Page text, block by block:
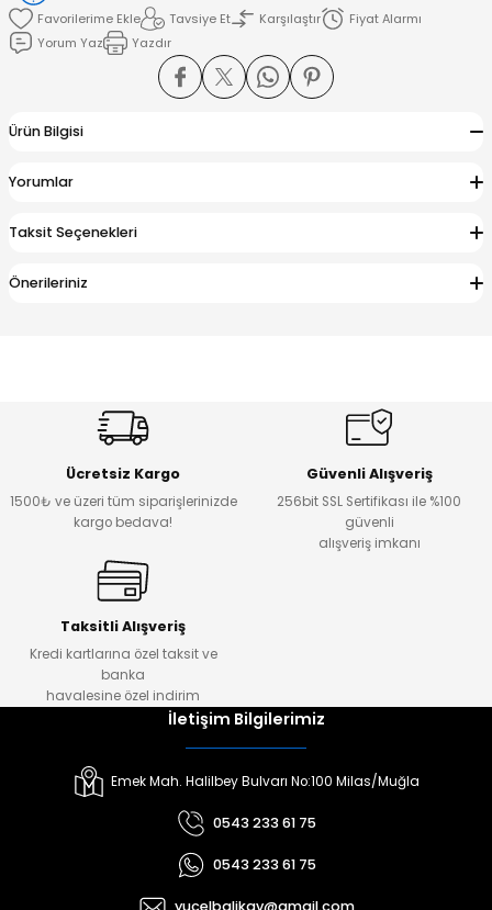
Tavsiye Et
Karşılaştır
Fiyat Alarmı
Yorum Yaz
Yazdır
Ürün Bilgisi
Yorumlar
Taksit Seçenekleri
Önerileriniz
Ücretsiz Kargo
1500₺ ve üzeri tüm siparişlerinizde
kargo bedava!
Güvenli Alışveriş
256bit SSL Sertifikası ile %100
güvenli
alışveriş imkanı
Taksitli Alışveriş
Kredi kartlarına özel taksit ve
banka
havalesine özel indirim
İletişim Bilgilerimiz
Emek Mah. Halilbey Bulvarı No:100 Milas/Muğla
0543 233 61 75
0543 233 61 75
yucelbalikav@gmail.com